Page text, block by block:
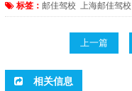
标签： 邮佳驾校 上海邮佳驾校
上一篇
相关信息